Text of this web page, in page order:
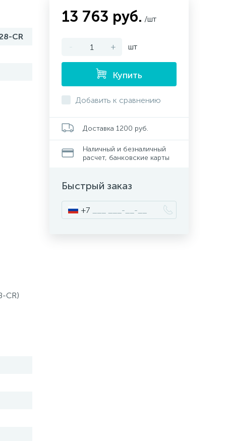
CR
CR)
13 763 руб. /шт
- + шт
Купить
Добавить к сравнению
Доставка 1200 руб.
Наличный и безналичный
расчет, банковские карты
Быстрый заказ
+7